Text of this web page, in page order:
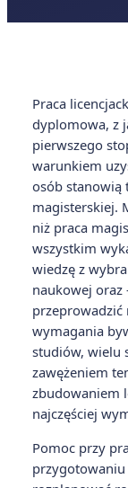
Praca
dyplomowa, z
pierwszego
warunkiem
osób stanowią
magisterskiej.
niż praca
wszystkim
wiedzę z
naukowej oraz
przeprowadzić
wymagania
studiów, wielu
zawężeniem
zbudowaniem
najczęściej
Pomoc przy